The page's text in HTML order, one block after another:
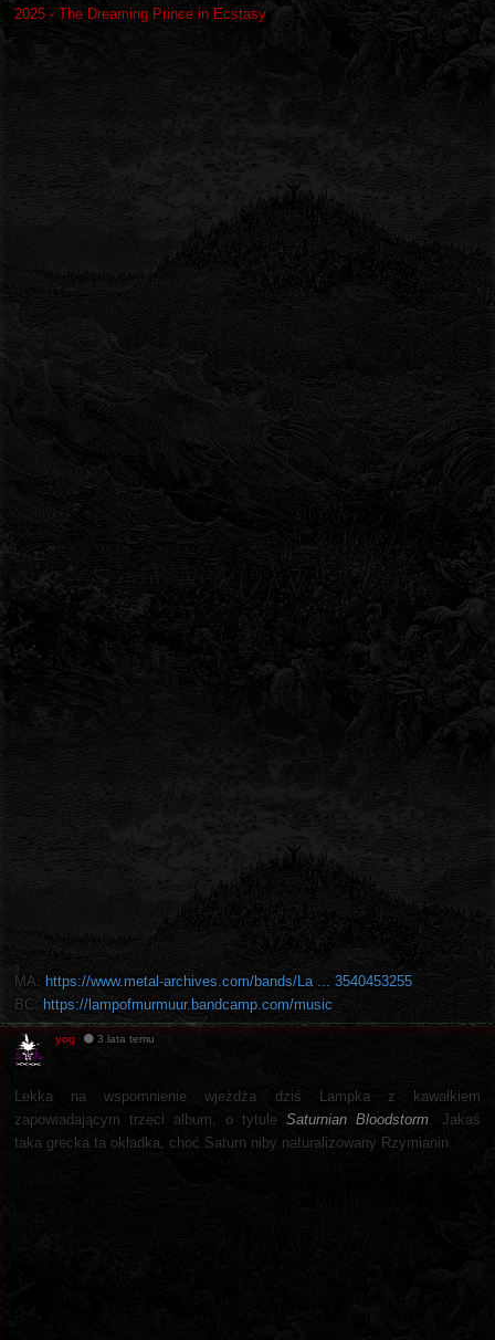
2025 - The Dreaming Prince in Ecstasy
MA: https://www.metal-archives.com/bands/La ... 3540453255
BC: https://lampofmurmuur.bandcamp.com/music
yog 3 lata temu
Lekka na wspomnienie wjeżdża dziś Lampka z kawałkiem
zapowiadającym trzeci album, o tytule Saturnian Bloodstorm . Jakaś
taka grecka ta okładka, choć Saturn niby naturalizowany Rzymianin.